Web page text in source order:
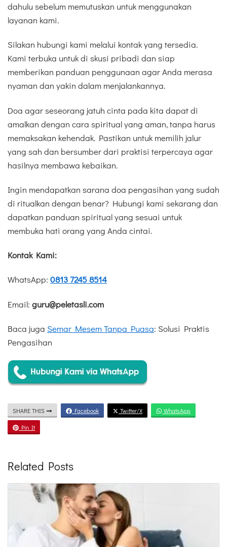
dahulu sebelum memutuskan untuk menggunakan
layanan kami.
Silakan hubungi kami melalui kontak yang tersedia.
Kami terbuka untuk di skusi pribadi dan siap
memberikan panduan penggunaan agar Anda merasa
nyaman dan yakin dalam menjalankannya.
Doa agar seseorang jatuh cinta pada kita dapat di
amalkan dengan cara spiritual yang aman, tanpa harus
memaksakan kehendak. Pastikan untuk memilih jalur
yang sah dan bersumber dari praktisi terpercaya agar
hasilnya membawa kebaikan.
Ingin mendapatkan sarana doa pengasihan yang sudah
di ritualkan dengan benar? Hubungi kami sekarang dan
dapatkan panduan spiritual yang sesuai untuk
membuka hati orang yang Anda cintai.
Kontak Kami:
WhatsApp: 0813 7245 8514
Email: guru@peletasli.com
Baca juga Semar Mesem Tanpa Puasa: Solusi Praktis
Pengasihan
SHARE THIS Facebook Twitter/X WhatsApp
Pin It
Related Posts